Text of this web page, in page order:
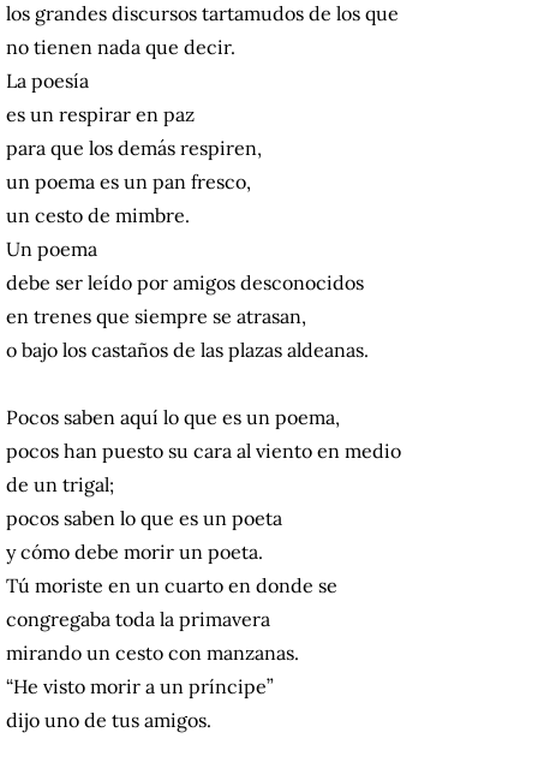
los grandes discursos tartamudos de los que
no tienen nada que decir.
La poesía
es un respirar en paz
para que los demás respiren,
un poema es un pan fresco,
un cesto de mimbre.
Un poema
debe ser leído por amigos desconocidos
en trenes que siempre se atrasan,
o bajo los castaños de las plazas aldeanas.
Pocos saben aquí lo que es un poema,
pocos han puesto su cara al viento en medio
de un trigal;
pocos saben lo que es un poeta
y cómo debe morir un poeta.
Tú moriste en un cuarto en donde se
congregaba toda la primavera
mirando un cesto con manzanas.
“He visto morir a un príncipe”
dijo uno de tus amigos.